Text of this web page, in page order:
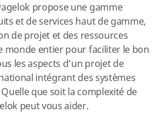
propose une gamme
et de services haut de gamme,
de projet et des ressources
monde entier pour faciliter le bon
les aspects d’un projet de
intégrant des systèmes
que soit la complexité de
peut vous aider.